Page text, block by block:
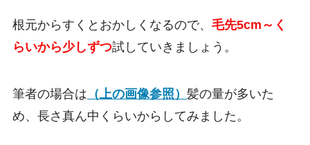
根元からすくとおかしくなるので、 毛先5cm～く
らいから少しずつ試していきましょう。
筆者の場合は （上の画像参照） 髪の量が多いた
め、長さ真ん中くらいからしてみました。